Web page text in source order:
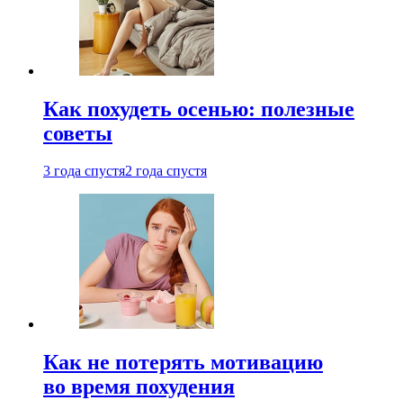
Как похудеть осенью: полезные
советы
3 года спустя2 года спустя
Как не потерять мотивацию
во время похудения